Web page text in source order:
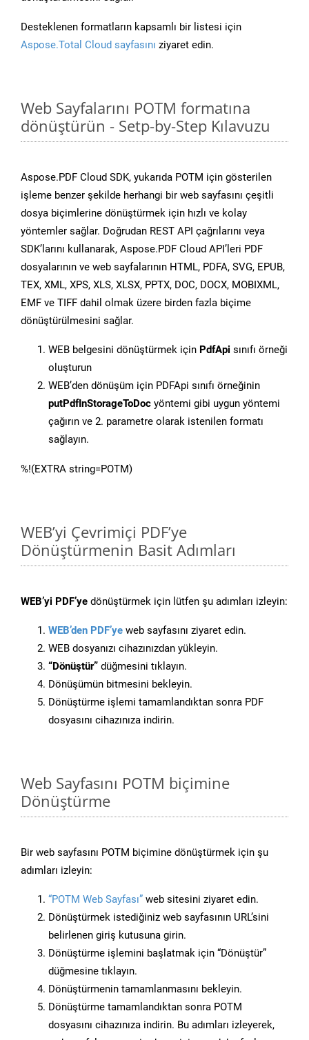
Desteklenen formatların kapsamlı bir listesi için
Aspose.Total Cloud sayfasını ziyaret edin.
Web Sayfalarını POTM formatına
dönüştürün - Setp-by-Step Kılavuzu
Aspose.PDF Cloud SDK, yukarıda POTM için gösterilen
işleme benzer şekilde herhangi bir web sayfasını çeşitli
dosya biçimlerine dönüştürmek için hızlı ve kolay
yöntemler sağlar. Doğrudan REST API çağrılarını veya
SDK’larını kullanarak, Aspose.PDF Cloud API’leri PDF
dosyalarının ve web sayfalarının HTML, PDFA, SVG, EPUB,
TEX, XML, XPS, XLS, XLSX, PPTX, DOC, DOCX, MOBIXML,
EMF ve TIFF dahil olmak üzere birden fazla biçime
dönüştürülmesini sağlar.
WEB belgesini dönüştürmek için PdfApi sınıfı örneği
oluşturun
WEB’den dönüşüm için PDFApi sınıfı örneğinin
putPdfInStorageToDoc yöntemi gibi uygun yöntemi
çağırın ve 2. parametre olarak istenilen formatı
sağlayın.
%!(EXTRA string=POTM)
WEB’yi Çevrimiçi PDF’ye
Dönüştürmenin Basit Adımları
WEB’yi PDF’ye dönüştürmek için lütfen şu adımları izleyin:
WEB’den PDF’ye web sayfasını ziyaret edin.
WEB dosyanızı cihazınızdan yükleyin.
“Dönüştür” düğmesini tıklayın.
Dönüşümün bitmesini bekleyin.
Dönüştürme işlemi tamamlandıktan sonra PDF
dosyasını cihazınıza indirin.
Web Sayfasını POTM biçimine
Dönüştürme
Bir web sayfasını POTM biçimine dönüştürmek için şu
adımları izleyin:
“POTM Web Sayfası” web sitesini ziyaret edin.
Dönüştürmek istediğiniz web sayfasının URL’sini
belirlenen giriş kutusuna girin.
Dönüştürme işlemini başlatmak için “Dönüştür”
düğmesine tıklayın.
Dönüştürmenin tamamlanmasını bekleyin.
Dönüştürme tamamlandıktan sonra POTM
dosyasını cihazınıza indirin. Bu adımları izleyerek,